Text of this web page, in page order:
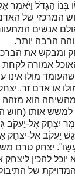
הַגָּדֹל וַיֹּאמֶר
המרכזי של
אנשים
הרבה יותר.
ומבקש את
אמורה
מולו אינו
או אדם זר.
הוא מזהה
למשש אותו (חוש
יִצְחָק אֶל-יַעֲקֹב
יַעֲקֹב אֶל-יִצְחָק
עֵשָׂו". יצחק טרם
להכין
של התיבול